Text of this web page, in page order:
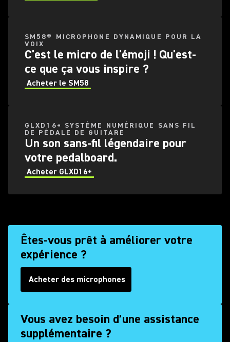
SM58® MICROPHONE DYNAMIQUE POUR LA
VOIX
C'est le micro de l'émoji ! Qu'est-
ce que ça vous inspire ?
Acheter le SM58
GLXD16+ SYSTÈME NUMÉRIQUE SANS FIL
DE PÉDALE DE GUITARE
Un son sans-fil légendaire pour
votre pedalboard.
Acheter GLXD16+
Êtes-vous prêt à améliorer votre
expérience ?
Acheter des microphones
Vous avez besoin d’une assistance
supplémentaire ?